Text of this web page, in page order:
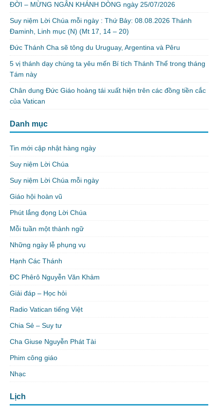
ĐỜI – MỪNG NGÂN KHÁNH DÒNG ngày 25/07/2026
Suy niệm Lời Chúa mỗi ngày : Thứ Bảy: 08.08.2026 Thánh
Đaminh, Linh mục (N) (Mt 17, 14 – 20)
Đức Thánh Cha sẽ tông du Uruguay, Argentina và Pêru
5 vị thánh dạy chúng ta yêu mến Bí tích Thánh Thể trong tháng
Tám này
Chân dung Đức Giáo hoàng tái xuất hiện trên các đồng tiền cắc
của Vatican
Danh mục
Tin mới cập nhật hàng ngày
Suy niệm Lời Chúa
Suy niệm Lời Chúa mỗi ngày
Giáo hội hoàn vũ
Phút lắng đọng Lời Chúa
Mỗi tuần một thành ngữ
Những ngày lễ phụng vụ
Hạnh Các Thánh
ĐC Phêrô Nguyễn Văn Khảm
Giải đáp – Học hỏi
Radio Vatican tiếng Việt
Chia Sẻ – Suy tư
Cha Giuse Nguyễn Phát Tài
Phim công giáo
Nhạc
Lịch